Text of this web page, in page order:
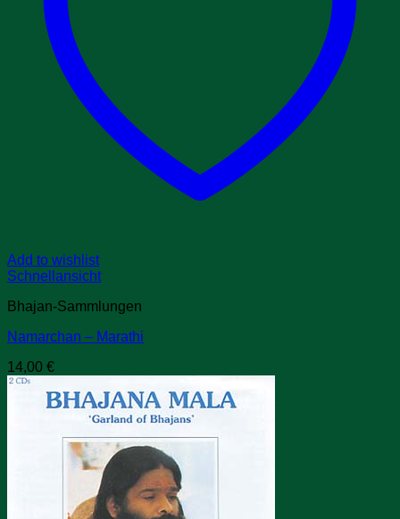
Add to wishlist
Schnellansicht
Bhajan-Sammlungen
Namarchan – Marathi
14,00 €